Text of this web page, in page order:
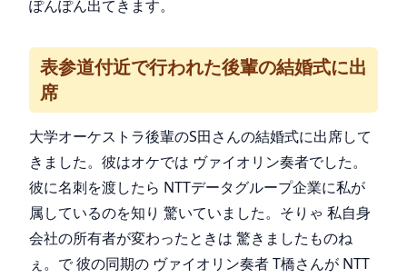
ぽんぽん出てきます。
表参道付近で行われた後輩の結婚式に出
席
大学オーケストラ後輩のS田さんの結婚式に出席して
きました。彼はオケでは ヴァイオリン奏者でした。
彼に名刺を渡したら NTTデータグループ企業に私が
属しているのを知り 驚いていました。そりゃ 私自身
会社の所有者が変わったときは 驚きましたものね
ぇ。で 彼の同期の ヴァイオリン奏者 T橋さんが NTT